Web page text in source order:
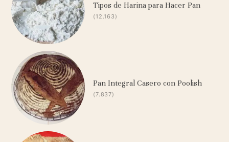
Tipos de Harina para Hacer Pan
(12.163)
Pan Integral Casero con Poolish
(7.837)